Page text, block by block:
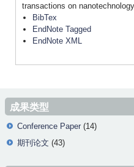
transactions on
BibTex
EndNote Tagged
EndNote XML
成果类型
Conference Paper (14)
期刊论文 (43)